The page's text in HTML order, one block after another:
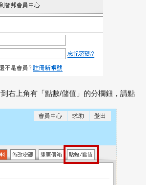
右上角有「點數/儲值」的分欄鈕，請點